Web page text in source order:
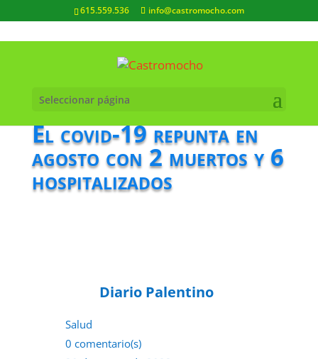
615.559.536 info@castromocho.com
Seleccionar página
El covid-19 repunta en
agosto con 2 muertos y 6
hospitalizados
Diario Palentino
Salud
0 comentario(s)